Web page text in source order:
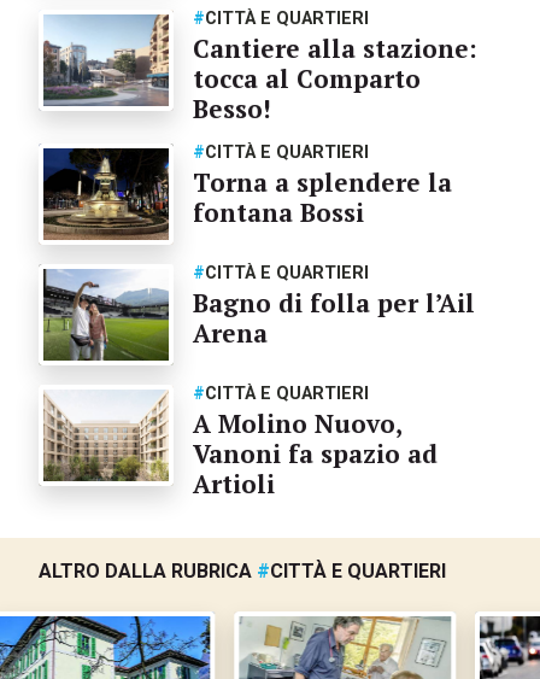
#CITTÀ E QUARTIERI
Cantiere alla stazione:
tocca al Comparto
Besso!
#CITTÀ E QUARTIERI
Torna a splendere la
fontana Bossi
#CITTÀ E QUARTIERI
Bagno di folla per l’Ail
Arena
#CITTÀ E QUARTIERI
A Molino Nuovo,
Vanoni fa spazio ad
Artioli
ALTRO DALLA RUBRICA #CITTÀ E QUARTIERI